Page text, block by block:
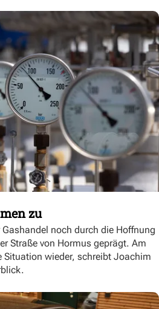
zu
noch durch die Hoffnung
Straße von Hormus geprägt. Am
Situation wieder, schreibt Joachim